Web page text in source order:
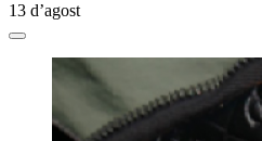
13 d’agost